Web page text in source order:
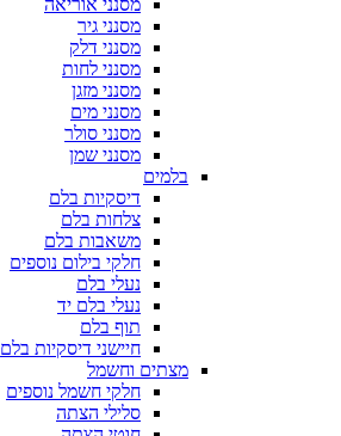
מסנני אוריאה
מסנני גיר
מסנני דלק
מסנני לחות
מסנני מזגן
מסנני מים
מסנני סולר
מסנני שמן
בלמים
דיסקיות בלם
צלחות בלם
משאבות בלם
חלקי בילום נוספים
נעלי בלם
נעלי בלם יד
תוף בלם
חיישני דיסקיות בלם
מצתים וחשמל
חלקי חשמל נוספים
סלילי הצתה